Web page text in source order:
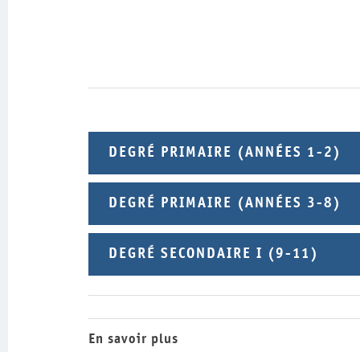
DEGRÉ PRIMAIRE (ANNÉES 1-2)
DEGRÉ PRIMAIRE (ANNÉES 3-8)
DEGRÉ SECONDAIRE I (9-11)
En savoir plus